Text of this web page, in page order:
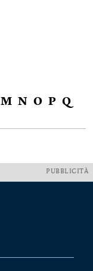
M N O P Q
PUBBLICITÀ